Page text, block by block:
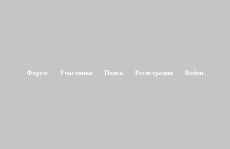
Форум Участники Поиск Регистрация Войти